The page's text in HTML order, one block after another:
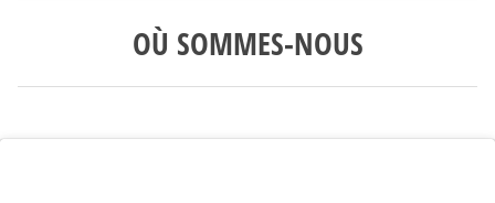
OÙ SOMMES-NOUS